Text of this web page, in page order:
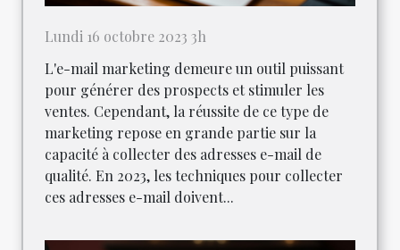
Lundi 16 octobre 2023 3h
L'e-mail marketing demeure un outil puissant
pour générer des prospects et stimuler les
ventes. Cependant, la réussite de ce type de
marketing repose en grande partie sur la
capacité à collecter des adresses e-mail de
qualité. En 2023, les techniques pour collecter
ces adresses e-mail doivent...